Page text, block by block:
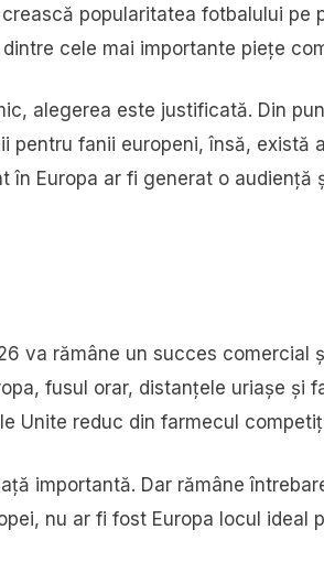
popularitatea fotbalului pe
cele mai importante piețe
alegerea este justificată. Din
pentru fanii europeni, însă, există
în Europa ar fi generat o audiență
va rămâne un succes comercial
fusul orar, distanțele uriașe și
Unite reduc din farmecul
importantă. Dar rămâne
nu ar fi fost Europa locul ideal